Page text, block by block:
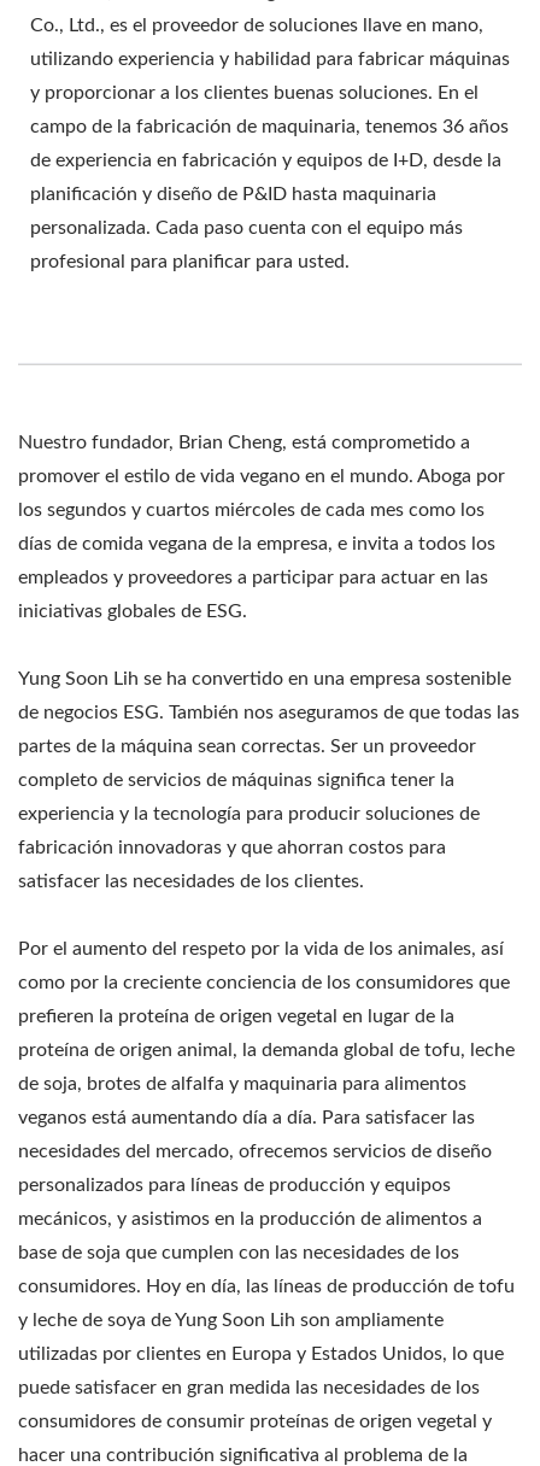
hacer leche de soya y tofu, maquinaria y equipo de
bebida de leche de soya, Máquina de Cocción de Leche
de Soya, fábrica de leche de soya, máquina de leche de
soya, máquina de leche de soya comercial, máquina de
leche de soya fabricada en Taiwán, maquinaria de leche
de soya, maquinaria y equipo de leche de soya,
fabricante de leche de soya, máquina para hacer leche
de soya, fabricantes de leche de soya, producción de
leche de soya, equipo de producción de leche de soya,
soja, fábrica de leche de soya, máquina de leche de
soja y tofu. Siendo un guardián de la seguridad
alimentaria, compartimos nuestra tecnología central y
experiencia profesional en la producción de tofu con
nuestros clientes de todo el mundo. Permítanos ser su
socio importante y poderoso para ser testigos del
crecimiento y éxito de su negocio.
Co., Ltd., es el proveedor de soluciones llave en mano,
utilizando experiencia y habilidad para fabricar máquinas
y proporcionar a los clientes buenas soluciones. En el
campo de la fabricación de maquinaria, tenemos 36 años
de experiencia en fabricación y equipos de I+D, desde la
planificación y diseño de P&ID hasta maquinaria
personalizada. Cada paso cuenta con el equipo más
profesional para planificar para usted.
Nuestro fundador, Brian Cheng, está comprometido a
promover el estilo de vida vegano en el mundo. Aboga por
los segundos y cuartos miércoles de cada mes como los
días de comida vegana de la empresa, e invita a todos los
empleados y proveedores a participar para actuar en las
iniciativas globales de ESG.
Yung Soon Lih se ha convertido en una empresa sostenible
de negocios ESG. También nos aseguramos de que todas las
partes de la máquina sean correctas. Ser un proveedor
completo de servicios de máquinas significa tener la
experiencia y la tecnología para producir soluciones de
fabricación innovadoras y que ahorran costos para
satisfacer las necesidades de los clientes.
Por el aumento del respeto por la vida de los animales, así
como por la creciente conciencia de los consumidores que
prefieren la proteína de origen vegetal en lugar de la
proteína de origen animal, la demanda global de tofu, leche
de soja, brotes de alfalfa y maquinaria para alimentos
veganos está aumentando día a día. Para satisfacer las
necesidades del mercado, ofrecemos servicios de diseño
personalizados para líneas de producción y equipos
mecánicos, y asistimos en la producción de alimentos a
base de soja que cumplen con las necesidades de los
consumidores. Hoy en día, las líneas de producción de tofu
y leche de soya de Yung Soon Lih son ampliamente
utilizadas por clientes en Europa y Estados Unidos, lo que
puede satisfacer en gran medida las necesidades de los
consumidores de consumir proteínas de origen vegetal y
hacer una contribución significativa al problema de la